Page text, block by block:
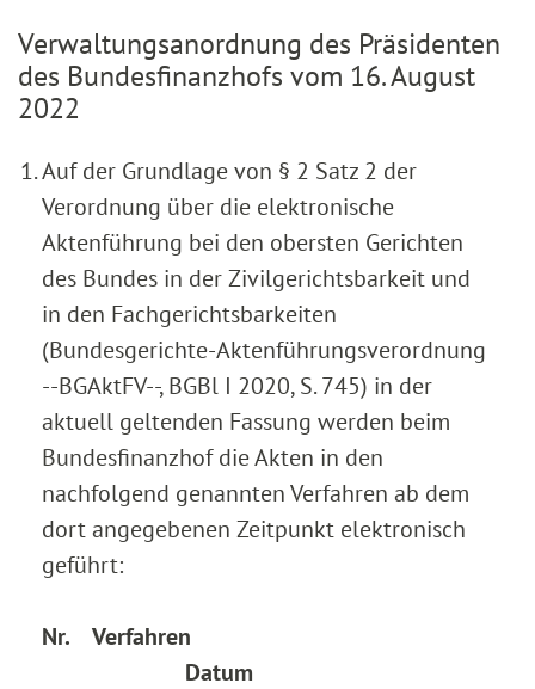
Verwaltungsanordnung des Präsidenten
des Bundesfinanzhofs vom 16. August
2022
Auf der Grundlage von § 2 Satz 2 der
Verordnung über die elektronische
Aktenführung bei den obersten Gerichten
des Bundes in der Zivilgerichtsbarkeit und
in den Fachgerichtsbarkeiten
(Bundesgerichte-Aktenführungsverordnung
--BGAktFV--, BGBl I 2020, S. 745) in der
aktuell geltenden Fassung werden beim
Bundesfinanzhof die Akten in den
nachfolgend genannten Verfahren ab dem
dort angegebenen Zeitpunkt elektronisch
geführt:
Nr. Verfahren
Datum